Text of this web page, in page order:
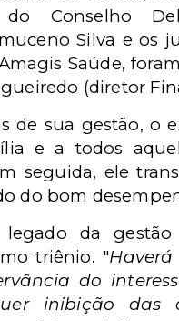
Conselho
Silva e os
Saúde,
(diretor
de sua gestão, o
e a todos
seguida, ele
do bom
da
triênio. "
do
inibição das